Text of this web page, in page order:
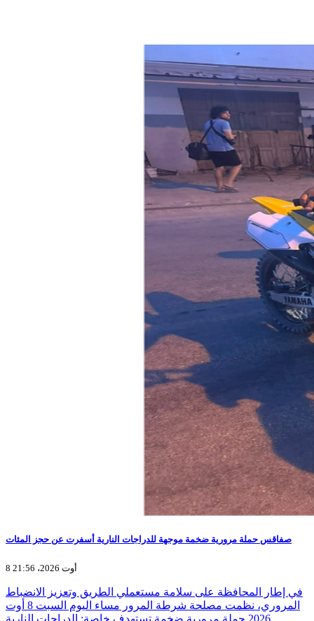
صفاقس حملة مرورية ضخمة موجهة للدراجات النارية أسفرت عن حجز المئات
8 أوت 2026، 21:56
في إطار المحافظة على سلامة مستعملي الطريق وتعزيز الانضباط
المروري، نظمت مصلحة شرطة المرور مساء اليوم السبت 8 أوت